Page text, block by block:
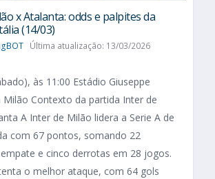
x Atalanta: odds e palpites da
(14/03)
Última atualização: 13/03/2026
às 11:00 Estádio Giuseppe
Milão Contexto da partida Inter de
A Inter de Milão lidera a Serie A de
com 67 pontos, somando 22
e cinco derrotas em 28 jogos.
o melhor ataque, com 64 gols